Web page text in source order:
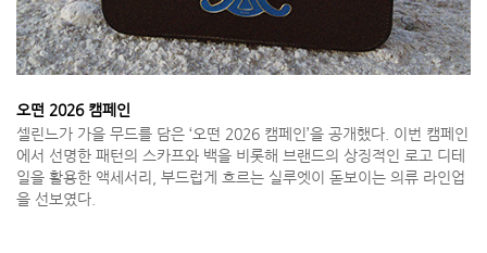
오떤 2026 캠페인
셀린느가 가을 무드를 담은 ‘오떤 2026 캠페인’을 공개했다. 이번 캠페인
에서 선명한 패턴의 스카프와 백을 비롯해 브랜드의 상징적인 로고 디테
일을 활용한 액세서리, 부드럽게 흐르는 실루엣이 돋보이는 의류 라인업
을 선보였다.